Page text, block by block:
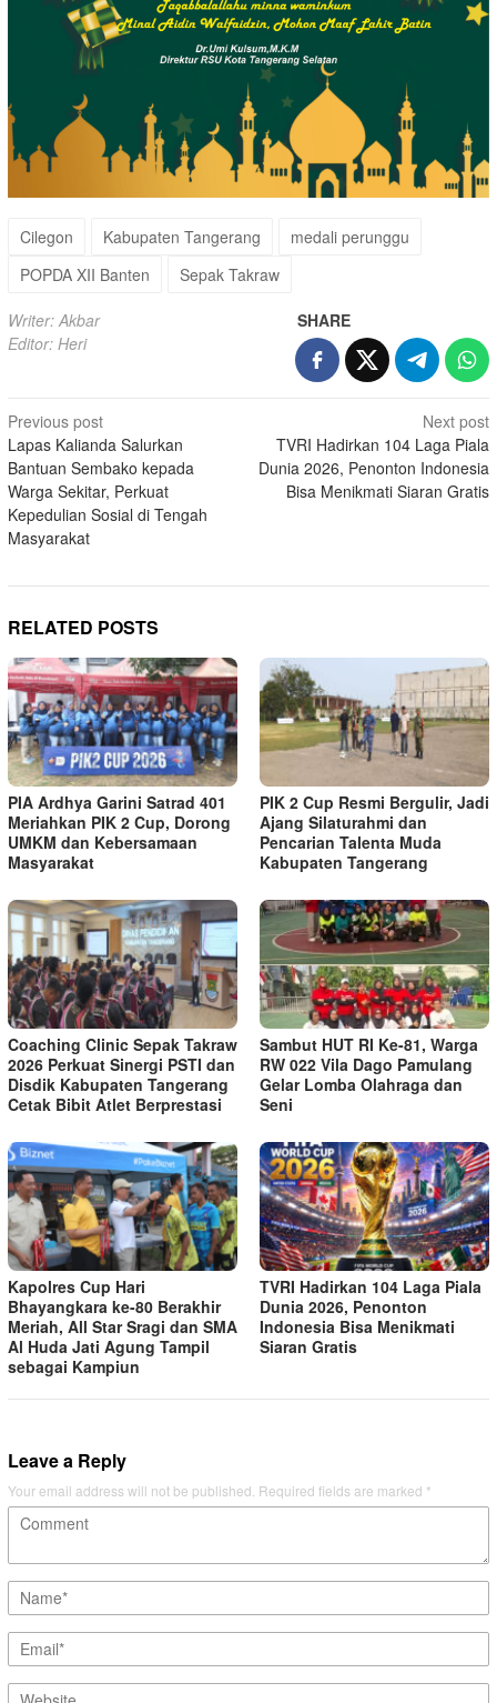
Cilegon Kabupaten Tangerang
medali perunggu
POPDA XII Banten
Sepak Takraw
Writer: Akbar
Editor: Heri
SHARE
Post
navigation
Previous post
Lapas Kalianda Salurkan
Bantuan Sembako kepada
Warga Sekitar, Perkuat
Kepedulian Sosial di Tengah
Masyarakat
Next post
TVRI Hadirkan 104 Laga Piala
Dunia 2026, Penonton Indonesia
Bisa Menikmati Siaran Gratis
RELATED POSTS
PIA Ardhya Garini Satrad 401
Meriahkan PIK 2 Cup, Dorong
UMKM dan Kebersamaan
Masyarakat
PIK 2 Cup Resmi Bergulir, Jadi
Ajang Silaturahmi dan
Pencarian Talenta Muda
Kabupaten Tangerang
Coaching Clinic Sepak Takraw
2026 Perkuat Sinergi PSTI dan
Disdik Kabupaten Tangerang
Cetak Bibit Atlet Berprestasi
Sambut HUT RI Ke-81, Warga
RW 022 Vila Dago Pamulang
Gelar Lomba Olahraga dan
Seni
Kapolres Cup Hari
Bhayangkara ke-80 Berakhir
Meriah, All Star Sragi dan SMA
Al Huda Jati Agung Tampil
sebagai Kampiun
TVRI Hadirkan 104 Laga Piala
Dunia 2026, Penonton
Indonesia Bisa Menikmati
Siaran Gratis
Leave a Reply
Your email address will not be published. Required fields are marked *